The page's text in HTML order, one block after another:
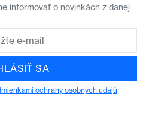
informovať o novinkách z danej
SA
ochrany osobných údajů